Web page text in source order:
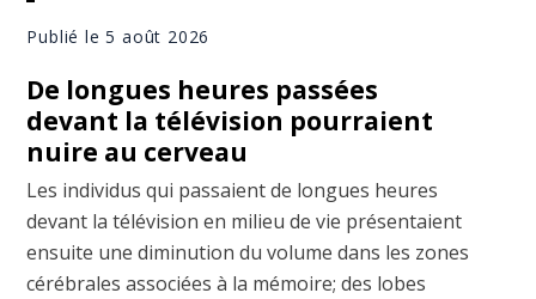
Publié le 5 août 2026
De longues heures passées
devant la télévision pourraient
nuire au cerveau
Les individus qui passaient de longues heures
devant la télévision en milieu de vie présentaient
ensuite une diminution du volume dans les zones
cérébrales associées à la mémoire; des lobes